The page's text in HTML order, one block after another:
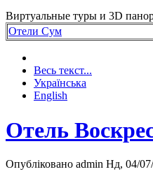
Виртуальные туры и 3D
Отели Сум
Весь текст...
Українська
English
Отель
Опубліковано admin Нд, 04/